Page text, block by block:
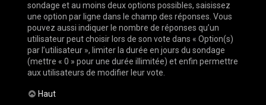
sondage et au moins deux options possibles, saisissez
une option par ligne dans le champ des réponses. Vous
pouvez aussi indiquer le nombre de réponses qu’un
utilisateur peut choisir lors de son vote dans « Option(s)
par l’utilisateur », limiter la durée en jours du sondage
(mettre « 0 » pour une durée illimitée) et enfin permettre
aux utilisateurs de modifier leur vote.
Haut